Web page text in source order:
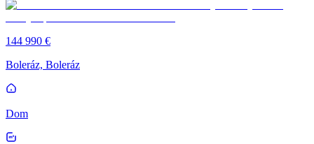
144 990 €
Boleráz, Boleráz
Dom